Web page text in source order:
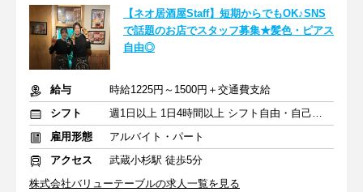
【ネオ居酒屋Staff】短期からでもOK♪SNS
で話題のお店でスタッフ募集★髪色・ピアス
自由◎
給与
時給1225円～1500円＋交通費支給
シフト
週1日以上 1日4時間以上 シフト自由・自己申告
雇用形態
アルバイト・パート
アクセス
武蔵小杉駅 徒歩5分
株式会社バリューテーブルの求人一覧を見る